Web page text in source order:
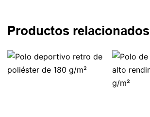
Productos relacionados